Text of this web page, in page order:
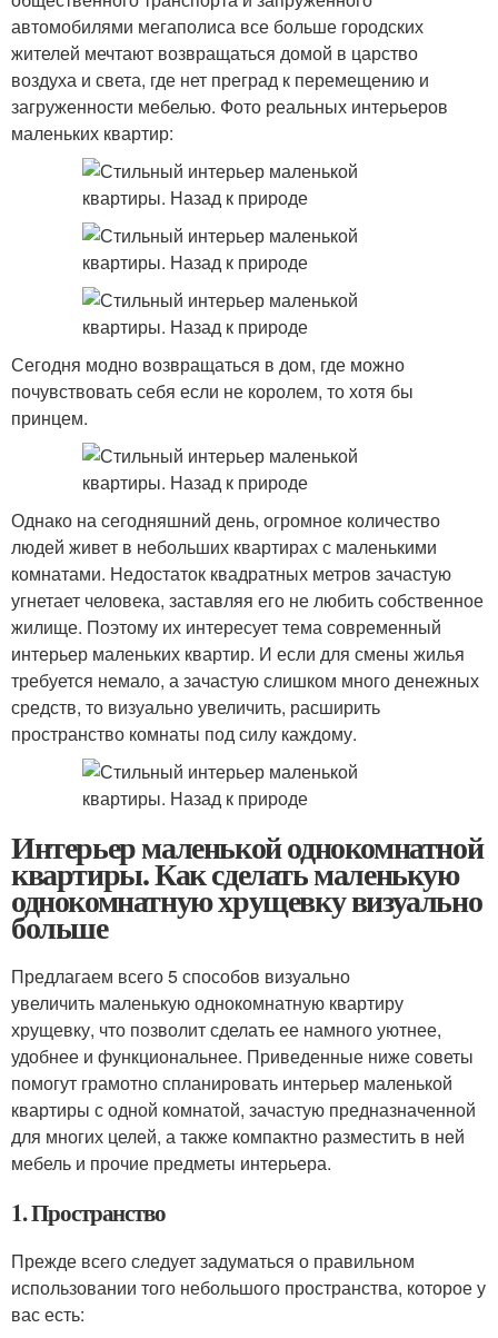
автомобилями мегаполиса все больше городских
жителей мечтают возвращаться домой в царство
воздуха и света, где нет преград к перемещению и
загруженности мебелью. Фото реальных интерьеров
маленьких квартир:
Сегодня модно возвращаться в дом, где можно
почувствовать себя если не королем, то хотя бы
принцем.
Однако на сегодняшний день, огромное количество
людей живет в небольших квартирах с маленькими
комнатами. Недостаток квадратных метров зачастую
угнетает человека, заставляя его не любить собственное
жилище. Поэтому их интересует тема современный
интерьер маленьких квартир. И если для смены жилья
требуется немало, а зачастую слишком много денежных
средств, то визуально увеличить, расширить
пространство комнаты под силу каждому.
Интерьер маленькой однокомнатной
квартиры. Как сделать маленькую
однокомнатную хрущевку визуально
больше
Предлагаем всего 5 способов визуально
увеличить маленькую однокомнатную квартиру
хрущевку, что позволит сделать ее намного уютнее,
удобнее и функциональнее. Приведенные ниже советы
помогут грамотно спланировать интерьер маленькой
квартиры с одной комнатой, зачастую предназначенной
для многих целей, а также компактно разместить в ней
мебель и прочие предметы интерьера.
1. Пространство
Прежде всего следует задуматься о правильном
использовании того небольшого пространства, которое у
вас есть: